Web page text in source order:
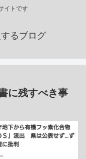
イトです
るブログ
に残すべき事